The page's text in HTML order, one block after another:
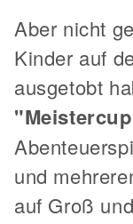
Aber nicht
Kinder auf
ausgetobt
und
auf Groß